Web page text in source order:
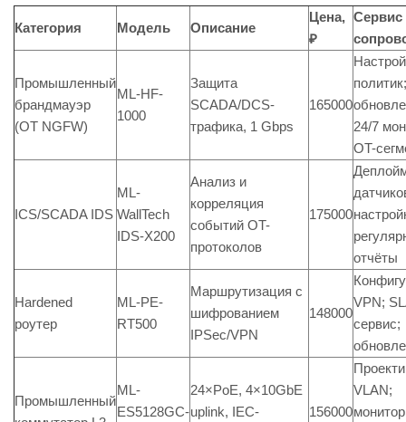
Категория Модель Описание
Цена,
₽
Сервис
Промышленный
брандмауэр
(OT NGFW)
ML-HF-
1000
Защита
SCADA/DCS-
трафика, 1 Gbps
165000
политик;
24/7
OT-
ICS/SCADA IDS
ML-
WallTech
IDS-X200
Анализ и
корреляция
событий OT-
протоколов
175000
отчёты
Hardened
роутер
ML-PE-
RT500
Маршрутизация с
шифрованием
IPSec/VPN
148000
VPN;
сервис;
Промышленный
ML-
ES5128GC-
24×PoE, 4×10GbE
uplink, IEC-
156000
VLAN;